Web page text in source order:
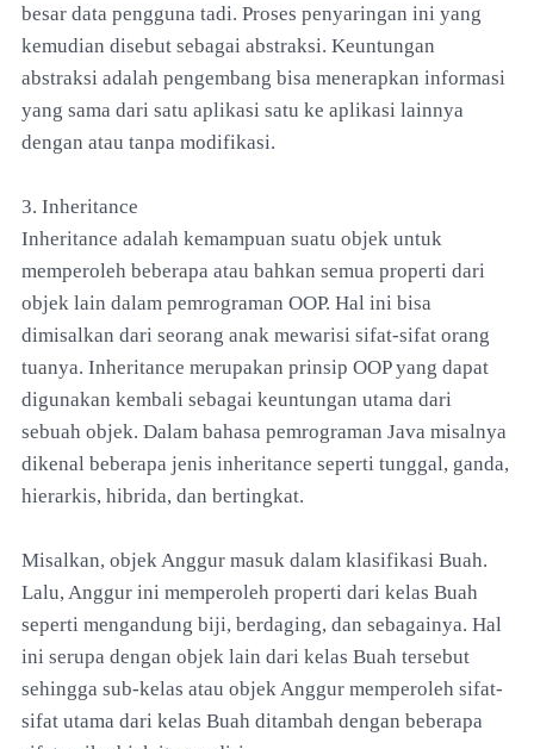
besar data pengguna tadi. Proses penyaringan ini yang
kemudian disebut sebagai abstraksi. Keuntungan
abstraksi adalah pengembang bisa menerapkan informasi
yang sama dari satu aplikasi satu ke aplikasi lainnya
dengan atau tanpa modifikasi.
3. Inheritance
Inheritance adalah kemampuan suatu objek untuk
memperoleh beberapa atau bahkan semua properti dari
objek lain dalam pemrograman OOP. Hal ini bisa
dimisalkan dari seorang anak mewarisi sifat-sifat orang
tuanya. Inheritance merupakan prinsip OOP yang dapat
digunakan kembali sebagai keuntungan utama dari
sebuah objek. Dalam bahasa pemrograman Java misalnya
dikenal beberapa jenis inheritance seperti tunggal, ganda,
hierarkis, hibrida, dan bertingkat.
Misalkan, objek Anggur masuk dalam klasifikasi Buah.
Lalu, Anggur ini memperoleh properti dari kelas Buah
seperti mengandung biji, berdaging, dan sebagainya. Hal
ini serupa dengan objek lain dari kelas Buah tersebut
sehingga sub-kelas atau objek Anggur memperoleh sifat-
sifat utama dari kelas Buah ditambah dengan beberapa